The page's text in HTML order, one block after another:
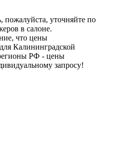
пожалуйста, уточняйте по
в салоне.
что цены
Калининградской
РФ - цены
запросу!